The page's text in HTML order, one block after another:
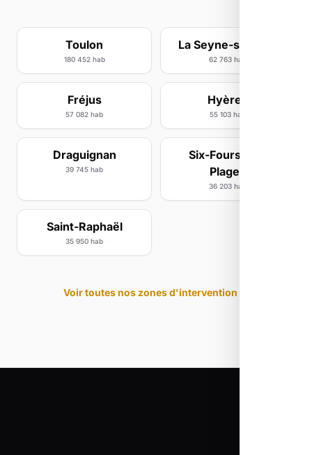
Toulon
180 452 hab
La Seyne-sur-Mer
62 763 hab
Fréjus
57 082 hab
Hyères
55 103 hab
Draguignan
39 745 hab
Six-Fours-les-
Plages
36 203 hab
Saint-Raphaël
35 950 hab
Voir toutes nos zones d'intervention